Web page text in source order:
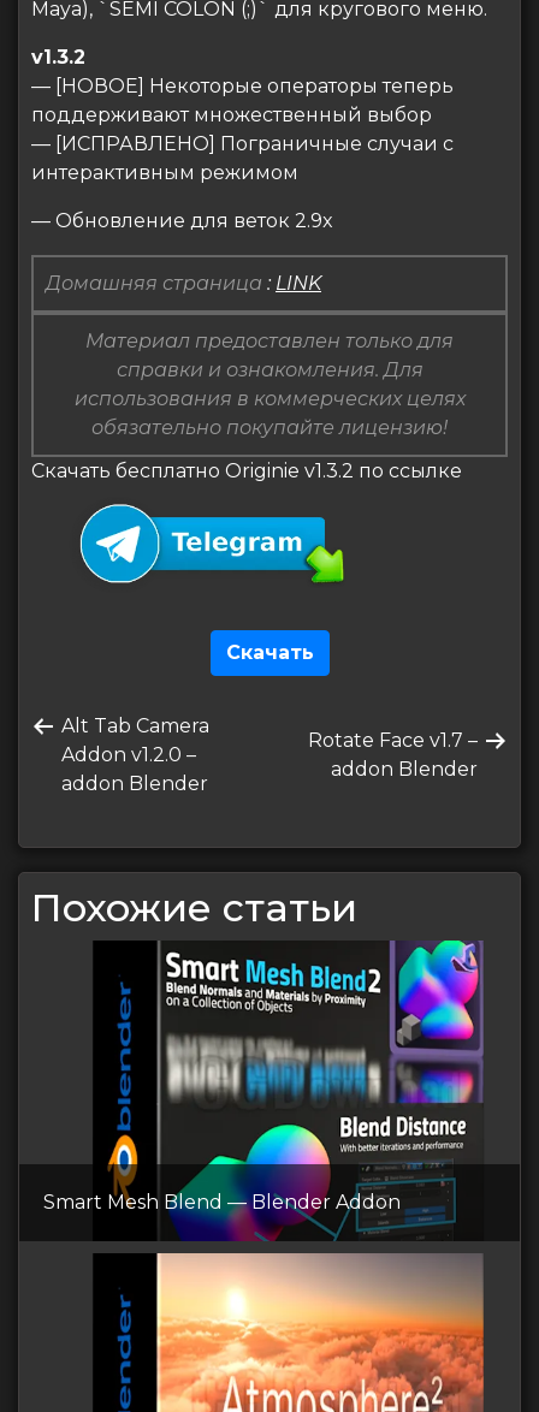
Maya), `SEMI COLON (;)` для кругового меню.
v1.3.2
— [НОВОЕ] Некоторые операторы теперь
поддерживают множественный выбор
— [ИСПРАВЛЕНО] Пограничные случаи с
интерактивным режимом
— Обновление для веток 2.9x
Домашняя страница : LINK
Материал предоставлен только для
справки и ознакомления. Для
использования в коммерческих целях
обязательно покупайте лицензию!
Скачать бесплатно Originie v1.3.2 по ссылке
Скачать
по
записям
Предыдущая
запись
Alt Tab Camera
Addon v1.2.0 –
addon Blender
Следующая
запись
Rotate Face v1.7 –
addon Blender
Похожие статьи
Smart Mesh Blend — Blender Addon